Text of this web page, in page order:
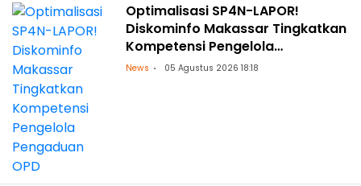
Optimalisasi SP4N-LAPOR!
Diskominfo Makassar Tingkatkan
Kompetensi Pengelola
Pengaduan OPD
News 05 Agustus 2026 18:18